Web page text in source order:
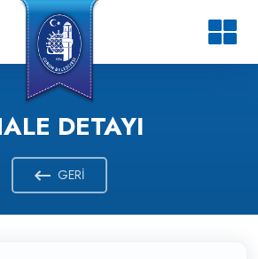
DETAYI
GERI